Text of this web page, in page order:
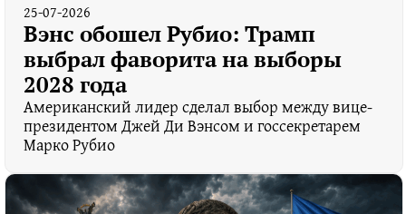
25-07-2026
Вэнс обошел Рубио: Трамп
выбрал фаворита на выборы
2028 года
Американский лидер сделал выбор между вице-
президентом Джей Ди Вэнсом и госсекретарем
Марко Рубио